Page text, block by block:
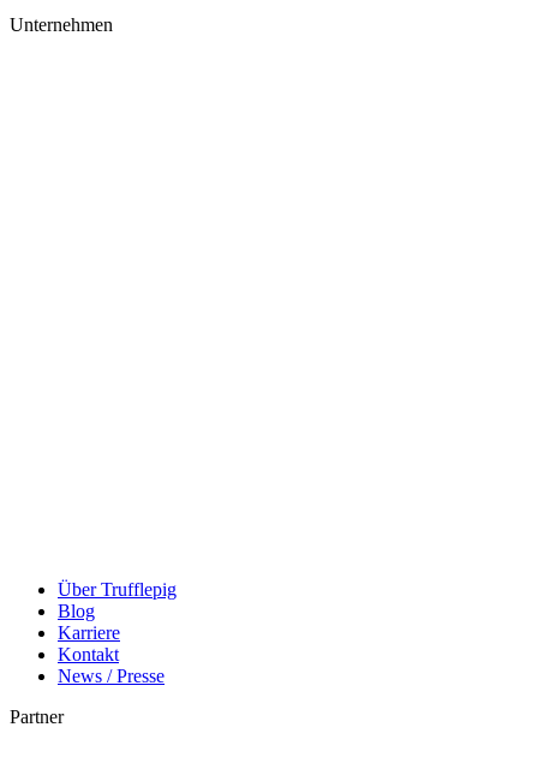
Unternehmen
Über Trufflepig
Blog
Karriere
Kontakt
News / Presse
Partner